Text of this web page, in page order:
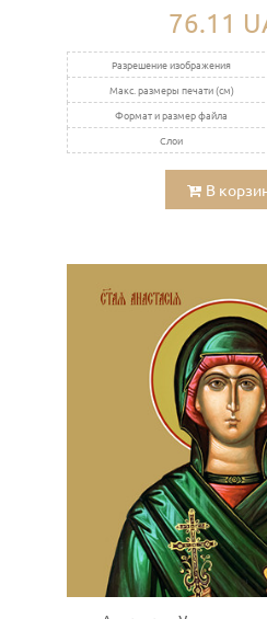
76.11
Разрешение изображения
Макс. размеры печати (см)
Формат и размер файла
Слои
В